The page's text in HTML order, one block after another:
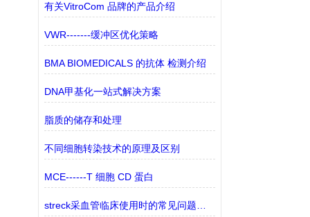
有关VitroCom 品牌的产品介绍
VWR-------缓冲区优化策略
BMA BIOMEDICALS 的抗体 检测介绍
DNA甲基化一站式解决方案
脂质的储存和处理
不同细胞转染技术的原理及区别
MCE------T 细胞 CD 蛋白